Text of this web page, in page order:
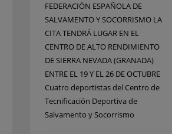
FEDERACIÓN ESPAÑOLA DE
SALVAMENTO Y SOCORRISMO LA
CITA TENDRÁ LUGAR EN EL
CENTRO DE ALTO RENDIMIENTO
DE SIERRA NEVADA (GRANADA)
ENTRE EL 19 Y EL 26 DE OCTUBRE
Cuatro deportistas del Centro de
Tecnificación Deportiva de
Salvamento y Socorrismo